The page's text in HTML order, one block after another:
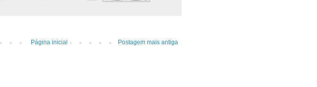
Postagem mais antiga
Página inicial